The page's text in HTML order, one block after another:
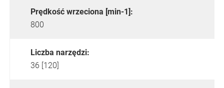
Prędkość wrzeciona [min-1]:
800
Liczba narzędzi:
36 [120]